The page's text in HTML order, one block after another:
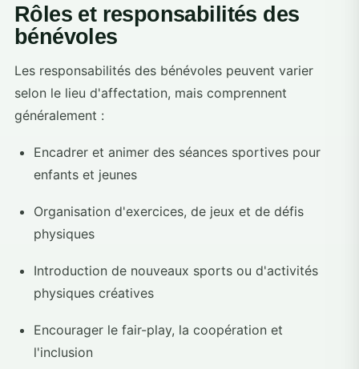
Rôles et responsabilités des
bénévoles
Les responsabilités des bénévoles peuvent varier
selon le lieu d'affectation, mais comprennent
généralement :
Encadrer et animer des séances sportives pour
enfants et jeunes
Organisation d'exercices, de jeux et de défis
physiques
Introduction de nouveaux sports ou d'activités
physiques créatives
Encourager le fair-play, la coopération et
l'inclusion